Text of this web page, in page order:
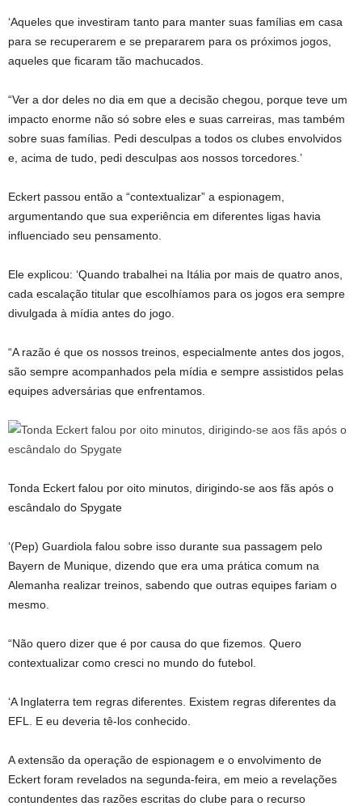
‘Aqueles que investiram tanto para manter suas famílias em casa
para se recuperarem e se prepararem para os próximos jogos,
aqueles que ficaram tão machucados.
“Ver a dor deles no dia em que a decisão chegou, porque teve um
impacto enorme não só sobre eles e suas carreiras, mas também
sobre suas famílias. Pedi desculpas a todos os clubes envolvidos
e, acima de tudo, pedi desculpas aos nossos torcedores.’
Eckert passou então a “contextualizar” a espionagem,
argumentando que sua experiência em diferentes ligas havia
influenciado seu pensamento.
Ele explicou: ‘Quando trabalhei na Itália por mais de quatro anos,
cada escalação titular que escolhíamos para os jogos era sempre
divulgada à mídia antes do jogo.
“A razão é que os nossos treinos, especialmente antes dos jogos,
são sempre acompanhados pela mídia e sempre assistidos pelas
equipes adversárias que enfrentamos.
Tonda Eckert falou por oito minutos, dirigindo-se aos fãs após o
escândalo do Spygate
‘(Pep) Guardiola falou sobre isso durante sua passagem pelo
Bayern de Munique, dizendo que era uma prática comum na
Alemanha realizar treinos, sabendo que outras equipes fariam o
mesmo.
“Não quero dizer que é por causa do que fizemos. Quero
contextualizar como cresci no mundo do futebol.
‘A Inglaterra tem regras diferentes. Existem regras diferentes da
EFL. E eu deveria tê-los conhecido.
A extensão da operação de espionagem e o envolvimento de
Eckert foram revelados na segunda-feira, em meio a revelações
contundentes das razões escritas do clube para o recurso